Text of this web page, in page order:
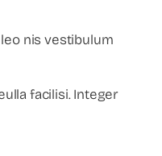
nis vestibulum
facilisi. Integer